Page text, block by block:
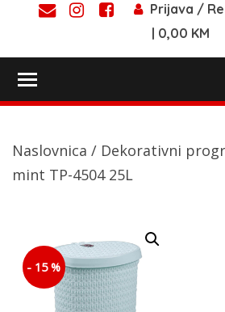
Prijava /
| 0,00 KM
Naslovnica / Dekorativni
mint TP-4504 25L
- 15 %